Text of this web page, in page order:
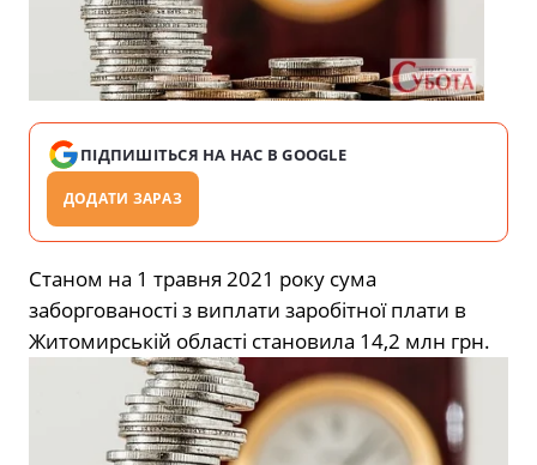
ПІДПИШІТЬСЯ НА НАС В GOOGLE
ДОДАТИ ЗАРАЗ
Станом на 1 травня 2021 року сума
заборгованості з виплати заробітної плати в
Житомирській області становила 14,2 млн грн.